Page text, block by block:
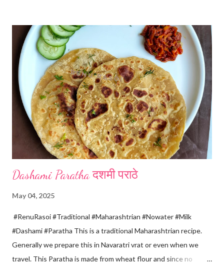
spoon only. *When milk solid separates and yellowish water
releases, immediately switch off the Gas. Overboiling will make
paneer hard in texture. *Place one soft cotton cloth in a steel
strainer. Keep this strainer in a big pan so that whey water will
get collected in the pan. Strain this milk and Paneer mix from the
strainer. *Immediately fold the cloth with paneer from all the
four sides and mak...
Dashami Paratha दशमी पराठे
May 04, 2025
#RenuRasoi #Traditional #Maharashtrian #Nowater #Milk
#Dashami #Paratha This is a traditional Maharashtrian recipe.
Generally we prepare this in Navaratri vrat or even when we
travel. This Paratha is made from wheat flour and since no